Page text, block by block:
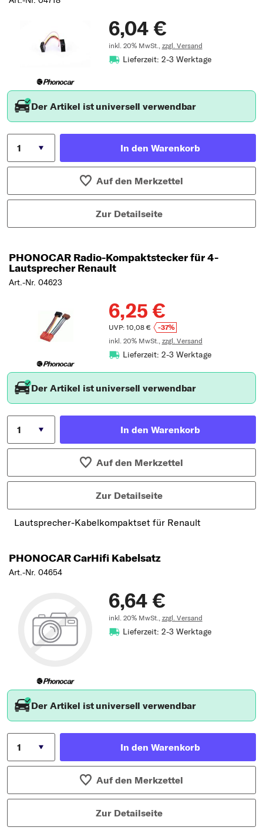
6,04 €
inkl. 20% MwSt., zzgl. Versand
Lieferzeit: 2-3 Werktage
Der Artikel ist universell verwendbar
In den Warenkorb
Auf den Merkzettel
Zur Detailseite
PHONOCAR Radio-Kompaktstecker für 4-
Lautsprecher Renault
Art.-Nr. 04623
6,25 €
UVP: 10,08 €
-37%
inkl. 20% MwSt., zzgl. Versand
Lieferzeit: 2-3 Werktage
Der Artikel ist universell verwendbar
In den Warenkorb
Auf den Merkzettel
Zur Detailseite
Lautsprecher-Kabelkompaktset für Renault
PHONOCAR CarHifi Kabelsatz
Art.-Nr. 04654
6,64 €
inkl. 20% MwSt., zzgl. Versand
Lieferzeit: 2-3 Werktage
Der Artikel ist universell verwendbar
In den Warenkorb
Auf den Merkzettel
Zur Detailseite